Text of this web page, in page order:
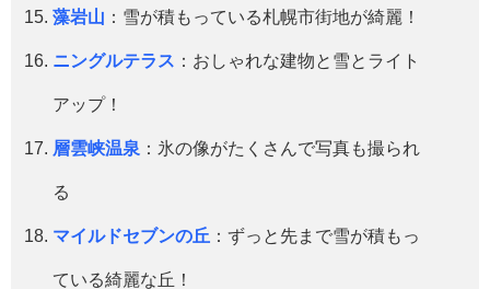
藻岩山 ：雪が積もっている札幌市街地が綺麗！
ニングルテラス ：おしゃれな建物と雪とライト
アップ！
層雲峡温泉 ：氷の像がたくさんで写真も撮られ
る
マイルドセブンの丘 ：ずっと先まで雪が積もっ
ている綺麗な丘！